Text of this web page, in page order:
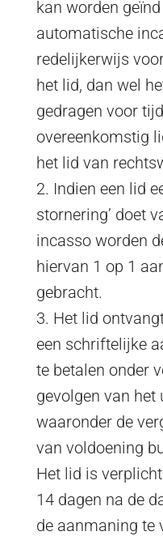
kan worden
automatische
redelijkerwijs
het lid, dan wel
gedragen voor
overeenkomstig
het lid van
2. Indien een lid
stornering’ doet
incasso worden
hiervan 1 op 1
gebracht.
3. Het lid
een schriftelijke
te betalen onder
gevolgen van
waaronder de
van voldoening
Het lid is
14 dagen na de
de aanmaning te